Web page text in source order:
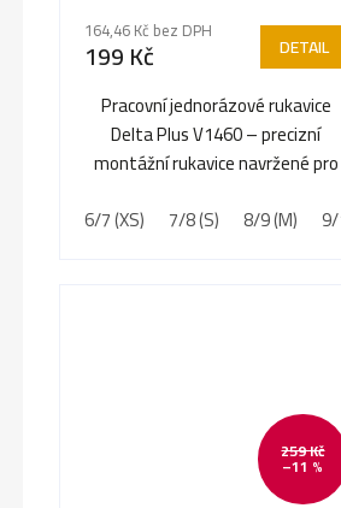
164,46 Kč bez DPH
199 Kč DETAIL
Pracovní jednorázové rukavice
Delta Plus V1460 – precizní
montážní rukavice navržené pro
6/7 (XS) 7/8 (S) 8/9 (M) 9/
259 Kč
–11 %